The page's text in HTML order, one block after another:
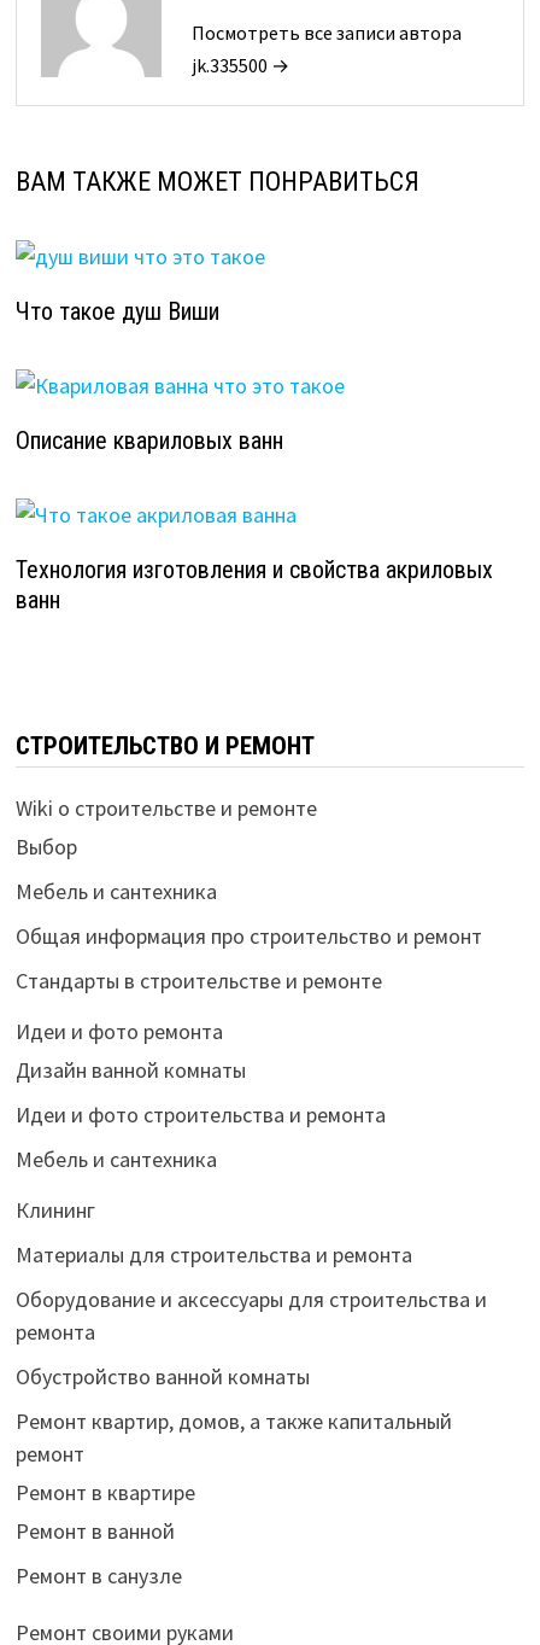
Посмотреть все записи автора
jk.335500 →
ВАМ ТАКЖЕ МОЖЕТ ПОНРАВИТЬСЯ
Что такое душ Виши
Описание квариловых ванн
Технология изготовления и свойства акриловых
ванн
СТРОИТЕЛЬСТВО И РЕМОНТ
Wiki о строительстве и ремонте
Выбор
Мебель и сантехника
Общая информация про строительство и ремонт
Стандарты в строительстве и ремонте
Идеи и фото ремонта
Дизайн ванной комнаты
Идеи и фото строительства и ремонта
Мебель и сантехника
Клининг
Материалы для строительства и ремонта
Оборудование и аксессуары для строительства и
ремонта
Обустройство ванной комнаты
Ремонт квартир, домов, а также капитальный
ремонт
Ремонт в квартире
Ремонт в ванной
Ремонт в санузле
Ремонт своими руками